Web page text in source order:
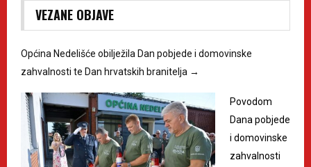
VEZANE OBJAVE
Općina Nedelišće obilježila Dan pobjede i domovinske
zahvalnosti te Dan hrvatskih branitelja →
Povodom
Dana pobjede
i domovinske
zahvalnosti